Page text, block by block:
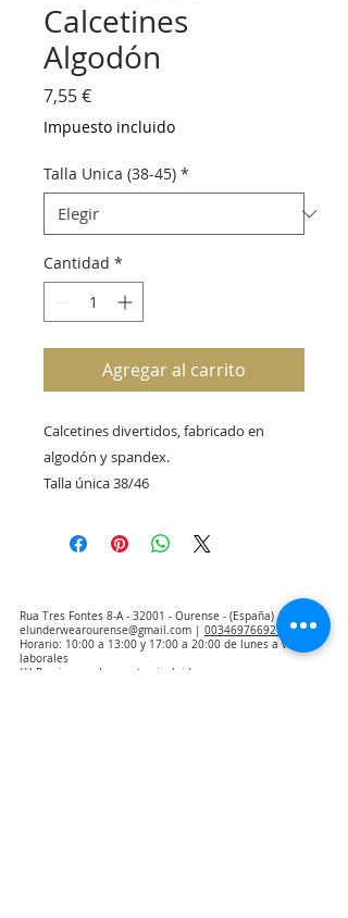
Calcetines
Algodón
7,55 €Precio
Impuesto incluido
Talla Unica (38-45) *
Cantidad *
Agregar al carrito
Calcetines divertidos, fabricado en
algodón y spandex.
Talla única 38/46
Rua Tres Fontes 8-A - 32001 - Ourense - (España) |
elunderwearourense@gmail.com
0034697669271
Horario: 10:00 a 13:00 y 17:00 a 20:00 de lunes a viernes
laborales
(*) Precios con Impuestos incluidos